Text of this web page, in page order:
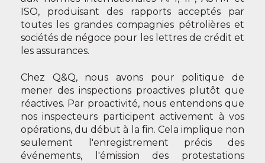
ISO, produisant des rapports acceptés par
toutes les grandes compagnies pétrolières et
sociétés de négoce pour les lettres de crédit et
les assurances.
Chez Q&Q, nous avons pour politique de
mener des inspections proactives plutôt que
réactives. Par proactivité, nous entendons que
nos inspecteurs participent activement à vos
opérations, du début à la fin. Cela implique non
seulement l'enregistrement précis des
événements, l'émission des protestations